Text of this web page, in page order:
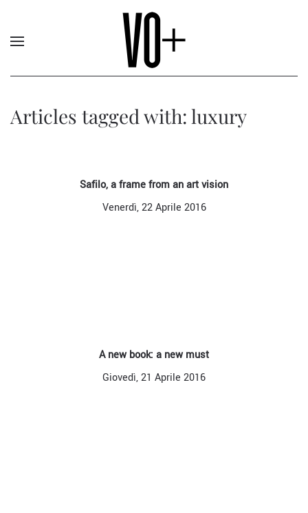
Articles tagged with: luxury
Safilo, a frame from an art vision
Venerdì, 22 Aprile 2016
A new book: a new must
Giovedì, 21 Aprile 2016